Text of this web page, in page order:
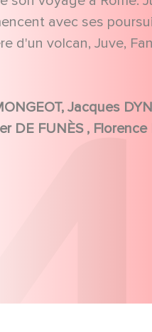
avec ses
d'un volcan, Juve,